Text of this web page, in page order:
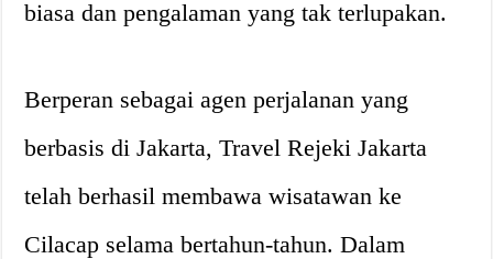
biasa dan pengalaman yang tak terlupakan.
Berperan sebagai agen perjalanan yang
berbasis di Jakarta, Travel Rejeki Jakarta
telah berhasil membawa wisatawan ke
Cilacap selama bertahun-tahun. Dalam